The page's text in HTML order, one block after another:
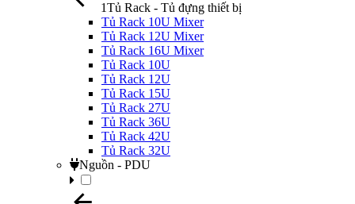
1Tủ Rack - Tủ đựng thiết bị
Tủ Rack 10U Mixer
Tủ Rack 12U Mixer
Tủ Rack 16U Mixer
Tủ Rack 10U
Tủ Rack 12U
Tủ Rack 15U
Tủ Rack 27U
Tủ Rack 36U
Tủ Rack 42U
Tủ Rack 32U
Nguồn - PDU